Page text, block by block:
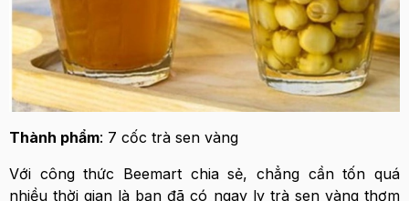
Thành phẩm: 7 cốc trà sen vàng
Với công thức Beemart chia sẻ, chẳng cần tốn quá
nhiều thời gian là bạn đã có ngay ly trà sen vàng thơm